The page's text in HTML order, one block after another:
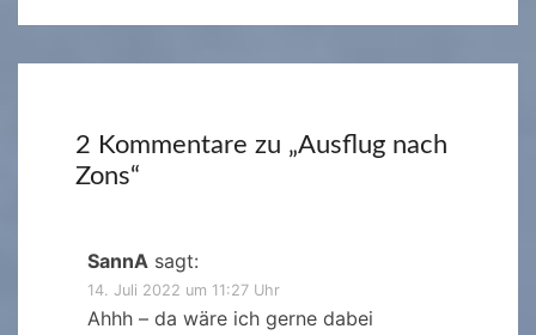
2 Kommentare zu „Ausflug nach
Zons“
SannA sagt:
14. Juli 2022 um 11:27 Uhr
Ahhh – da wäre ich gerne dabei